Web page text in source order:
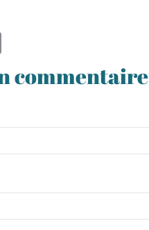
commentaire